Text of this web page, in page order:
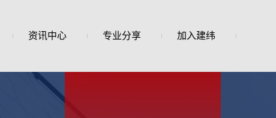
资讯中心 专业分享 加入建纬